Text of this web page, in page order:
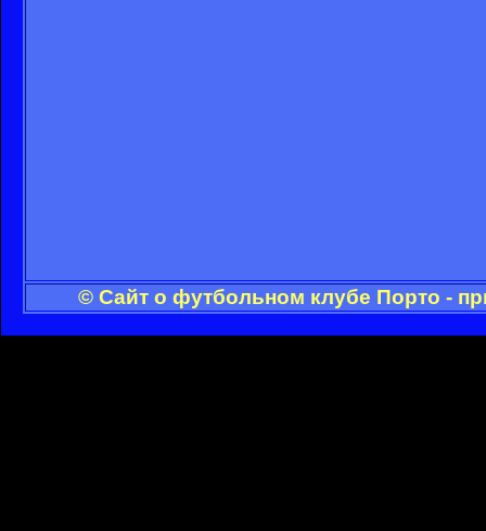
© Сайт о футбольном клубе Порто -